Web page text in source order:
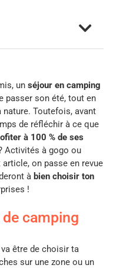
un séjour en camping
passer son été, tout en
Toutefois, avant
de réfléchir à ce que
à 100 % de ses
Activités à gogo ou
on passe en revue
à bien choisir ton
!
camping
être de choisir ta
sur une zone ou un